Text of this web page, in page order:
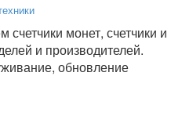
монет, счетчики и
и производителей.
обновление